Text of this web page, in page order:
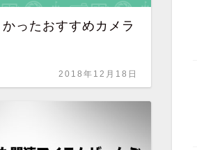
ったおすすめカメラ
2018年12月18日